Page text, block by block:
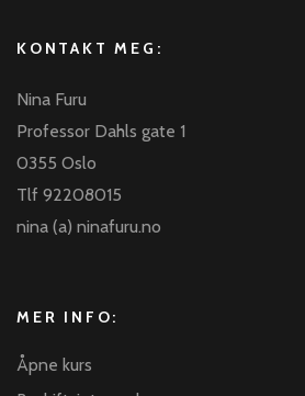
KONTAKT MEG:
Nina Furu
Professor Dahls gate 1
0355 Oslo
Tlf 92208015
nina (a) ninafuru.no
MER INFO:
Åpne kurs